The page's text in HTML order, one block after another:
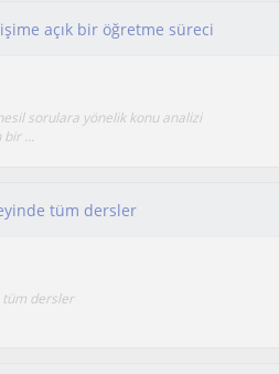
açık bir öğretme süreci
sorulara yönelik konu analizi
...
tüm dersler
tüm dersler